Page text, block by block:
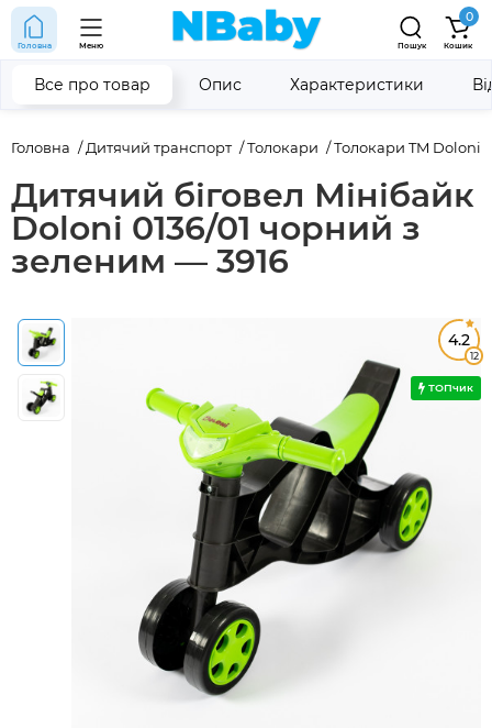
Головна Меню Пошук
0
Кошик
Головна Дитячий транспорт Толокари Толокари TM Doloni
Дитячий біговел Мінібайк
Doloni 0136/01 чорний з
зеленим — 3916
Все про товар Опис Характеристики
4.2
12
ТОПчик